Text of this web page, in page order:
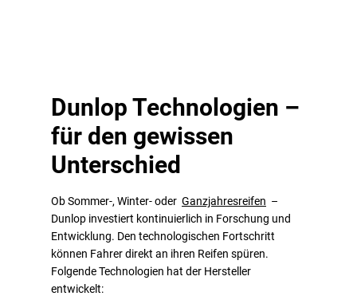
Dunlop Technologien –
für den gewissen
Unterschied
Ob Sommer-, Winter- oder Ganzjahresreifen –
Dunlop investiert kontinuierlich in Forschung und
Entwicklung. Den technologischen Fortschritt
können Fahrer direkt an ihren Reifen spüren.
Folgende Technologien hat der Hersteller
entwickelt: